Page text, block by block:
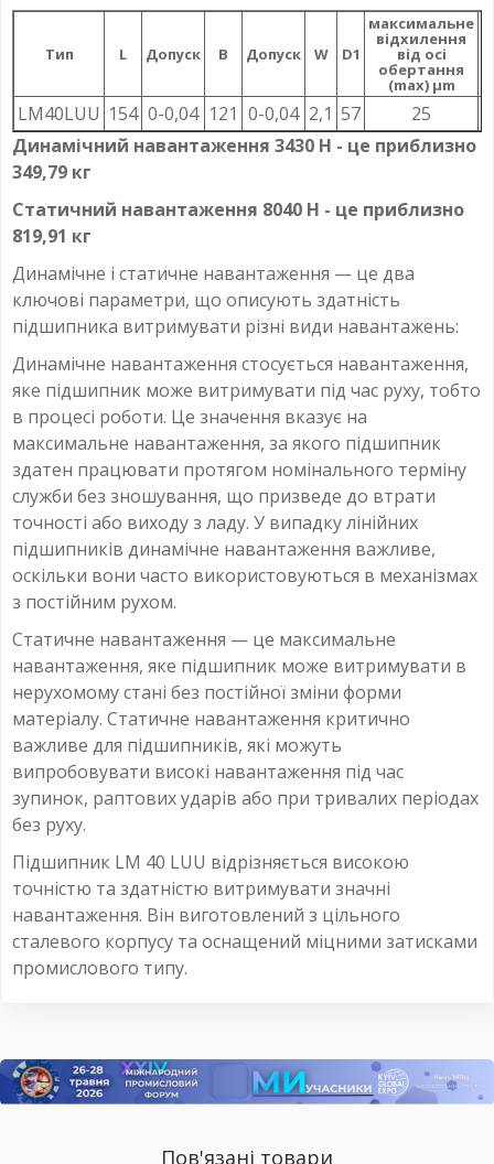
Тип L Допуск B Допуск W D1
максимальне
відхилення
від осі
обертання
(max) µm
LM40LUU 154 0-0,04 121 0-0,04 2,1 57
25
Динамічний навантаження 3430 Н - це приблизно
349,79 кг
Статичний навантаження 8040 Н - це приблизно
819,91 кг
Динамічне і статичне навантаження — це два
ключові параметри, що описують здатність
підшипника витримувати різні види навантажень:
Динамічне навантаження стосується навантаження,
яке підшипник може витримувати під час руху, тобто
в процесі роботи. Це значення вказує на
максимальне навантаження, за якого підшипник
здатен працювати протягом номінального терміну
служби без зношування, що призведе до втрати
точності або виходу з ладу. У випадку лінійних
підшипників динамічне навантаження важливе,
оскільки вони часто використовуються в механізмах
з постійним рухом.
Статичне навантаження — це максимальне
навантаження, яке підшипник може витримувати в
нерухомому стані без постійної зміни форми
матеріалу. Статичне навантаження критично
важливе для підшипників, які можуть
випробовувати високі навантаження під час
зупинок, раптових ударів або при тривалих періодах
без руху.
Підшипник LM 40 LUU відрізняється високою
точністю та здатністю витримувати значні
навантаження. Він виготовлений з цільного
сталевого корпусу та оснащений міцними затисками
промислового типу.
Пов'язані товари